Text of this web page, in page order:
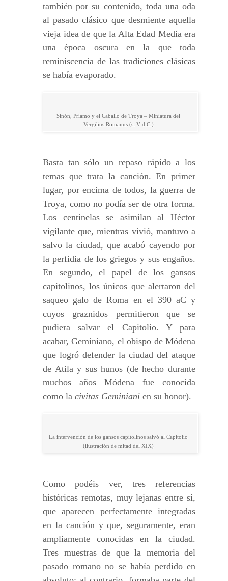
también por su contenido, toda una oda
al pasado clásico que desmiente aquella
vieja idea de que la Alta Edad Media era
una época oscura en la que toda
reminiscencia de las tradiciones clásicas
se había evaporado.
Sinón, Príamo y el Caballo de Troya – Miniatura del
Vergilius Romanus (s. V d.C.)
Basta tan sólo un repaso rápido a los
temas que trata la canción. En primer
lugar, por encima de todos, la guerra de
Troya, como no podía ser de otra forma.
Los centinelas se asimilan al Héctor
vigilante que, mientras vivió, mantuvo a
salvo la ciudad, que acabó cayendo por
la perfidia de los griegos y sus engaños.
En segundo, el papel de los gansos
capitolinos, los únicos que alertaron del
saqueo galo de Roma en el 390 aC y
cuyos graznidos permitieron que se
pudiera salvar el Capitolio. Y para
acabar, Geminiano, el obispo de Módena
que logró defender la ciudad del ataque
de Atila y sus hunos (de hecho durante
muchos años Módena fue conocida
como la civitas Geminiani en su honor).
La intervención de los gansos capitolinos salvó al Capitolio
(ilustración de mitad del XIX)
Como podéis ver, tres referencias
históricas remotas, muy lejanas entre sí,
que aparecen perfectamente integradas
en la canción y que, seguramente, eran
ampliamente conocidas en la ciudad.
Tres muestras de que la memoria del
pasado romano no se había perdido en